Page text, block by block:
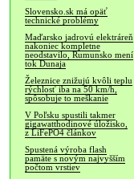
Slovensko.sk má opäť
technické problémy
Maďarsko jadrovú elektráreň
nakoniec kompletne
neodstavilo, Rumunsko mení
tok Dunaja
Železnice znižujú kvôli teplu
rýchlosť iba na 50 km/h,
spôsobuje to meškanie
V Poľsku spustili takmer
gigawatthodinové úložisko,
z LiFePO4 článkov
Spustená výroba flash
pamäte s novým najvyšším
počtom vrstiev